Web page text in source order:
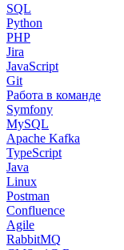
SQL
Python
PHP
Jira
JavaScript
Git
Работа в команде
Symfony
MySQL
Apache Kafka
TypeScript
Java
Linux
Postman
Confluence
Agile
RabbitMQ